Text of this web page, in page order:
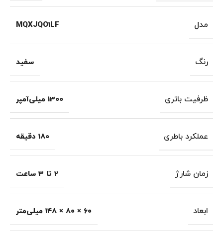
مدل MQXJQO1LF
رنگ سفید
ظرفیت باتری 1300 میلی‌آمپر
عملکرد باطری 180 دقیقه
زمان شارژ 2 تا 3 ساعت
ابعاد ۶۰ × ۸۰ × ۱۴۸ میلی‌متر